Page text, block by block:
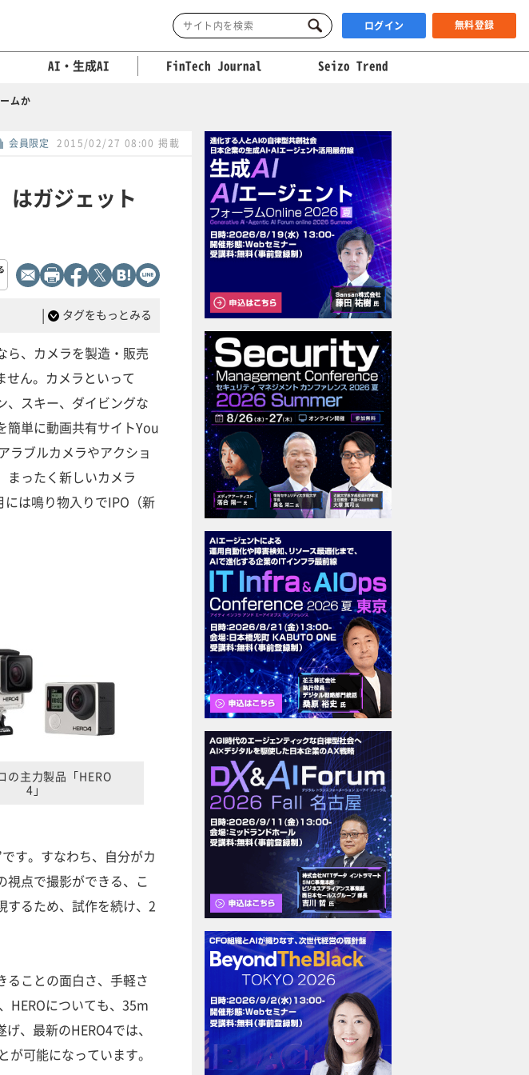
ログイン 無料登録
AI・生成AI FinTech Journal Seizo Trend
ムか
会員限定 2015/02/27 08:00 掲載
はガジェット
| タグをもっとみる
ら、カメラを製造・販売
せん。カメラといって
、スキー、ダイビングな
簡単に動画共有サイトYou
ラブルカメラやアクショ
まったく新しいカメラ
は鳴り物入りでIPO（新
の主力製品「HERO
4」
す。すなわち、自分がカ
視点で撮影ができる、こ
するため、試作を続け、2
ことの面白さ、手軽さ
HEROについても、35m
、最新のHERO4では、
可能になっています。